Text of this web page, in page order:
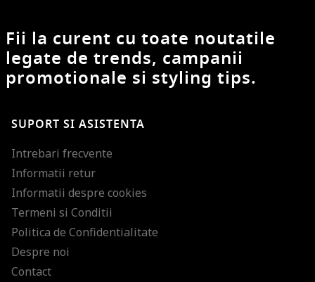
Fii la curent cu toate noutatile
legate de trends, campanii
promotionale si styling tips.
SUPORT SI ASISTENTA
Intrebari frecvente
Informatii retur
Informatii despre cookies
Termeni si Conditii
Politica de Confidentialitate
Despre noi
Contact